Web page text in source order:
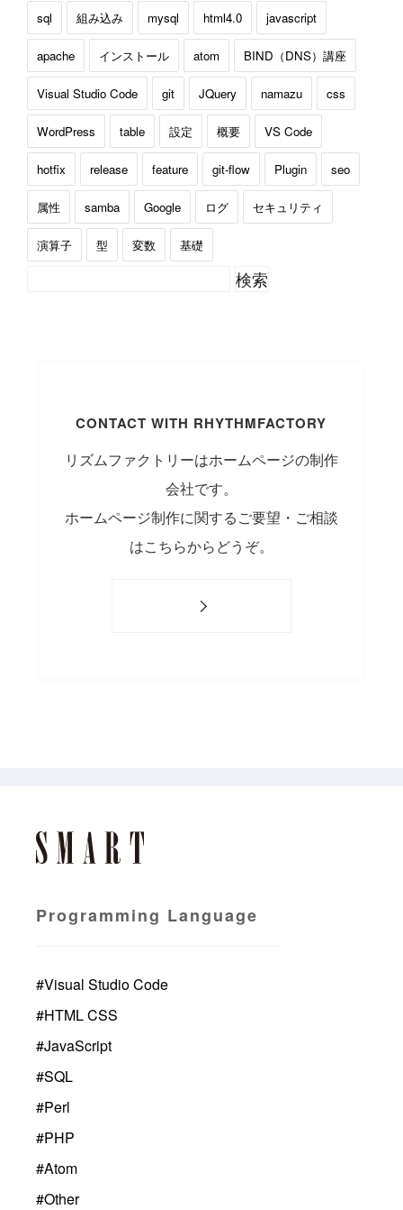
sql 組み込み mysql html4.0 javascript
apache インストール atom BIND（DNS）講座
Visual Studio Code git JQuery namazu css
WordPress table 設定 概要 VS Code
hotfix release feature git-flow Plugin seo
属性 samba Google ログ セキュリティ
演算子 型 変数 基礎
CONTACT WITH RHYTHMFACTORY
リズムファクトリーはホームページの制作
会社です。
ホームページ制作に関するご要望・ご相談
はこちらからどうぞ。
Programming Language
#Visual Studio Code
#HTML CSS
#JavaScript
#SQL
#Perl
#PHP
#Atom
#Other